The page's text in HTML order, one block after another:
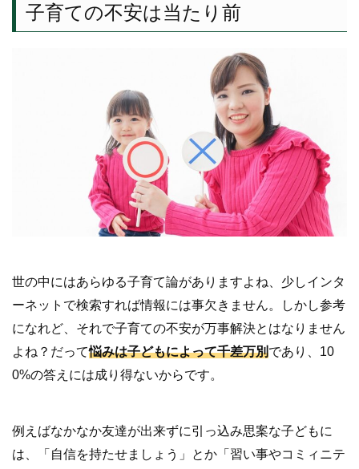
子育ての不安は当たり前
世の中にはあらゆる子育て論がありますよね、少しインタ
ーネットで検索すれば情報には事欠きません。しかし参考
になれど、それで子育ての不安が万事解決とはなりません
よね？だって悩みは子どもによって千差万別であり、10
0%の答えには成り得ないからです。
例えばなかなか友達が出来ずに引っ込み思案な子どもに
は、「自信を持たせましょう」とか「習い事やコミィニテ